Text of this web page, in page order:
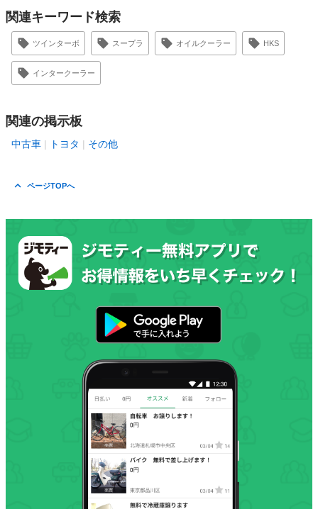
関連キーワード検索
ツインターボ スープラ オイルクーラー HKS
インタークーラー
関連の掲示板
中古車 トヨタ その他
ページTOPへ